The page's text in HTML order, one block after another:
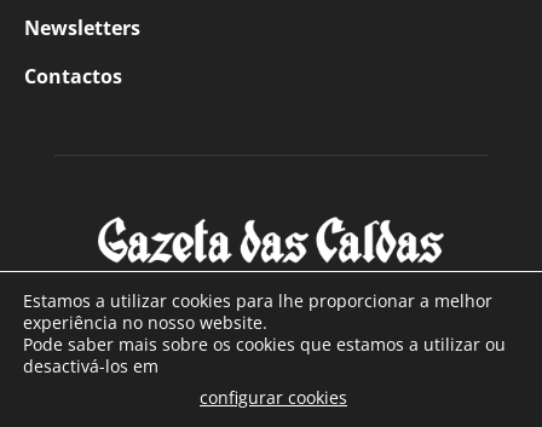
Newsletters
Contactos
SOBRE NÓS
Com sede nas Caldas da Rainha e mais de 90 anos de
Estamos a utilizar cookies para lhe proporcionar a melhor
experiência no nosso website.
Pode saber mais sobre os cookies que estamos a utilizar ou
desactivá-los em
configurar cookies